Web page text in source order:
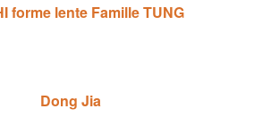
forme lente Famille TUNG
Dong Jia